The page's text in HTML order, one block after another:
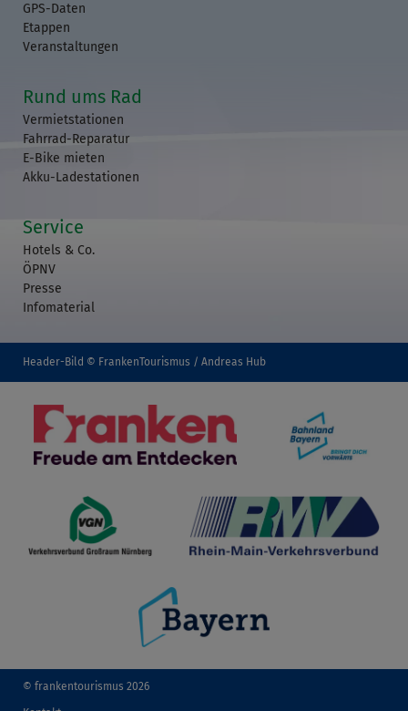
GPS-Daten
Etappen
Veranstaltungen
Rund ums Rad
Vermietstationen
Fahrrad-Reparatur
E-Bike mieten
Akku-Ladestationen
Service
Hotels & Co.
ÖPNV
Presse
Infomaterial
Header-Bild © FrankenTourismus / Andreas Hub
© frankentourismus 2026